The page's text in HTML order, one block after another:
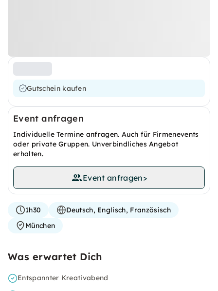
Gutschein kaufen
Event anfragen
Individuelle Termine anfragen. Auch für Firmenevents
oder private Gruppen. Unverbindliches Angebot
erhalten.
Event anfragen>
1h30
Deutsch, Englisch, Französisch
München
Was erwartet Dich
Entspannter Kreativabend